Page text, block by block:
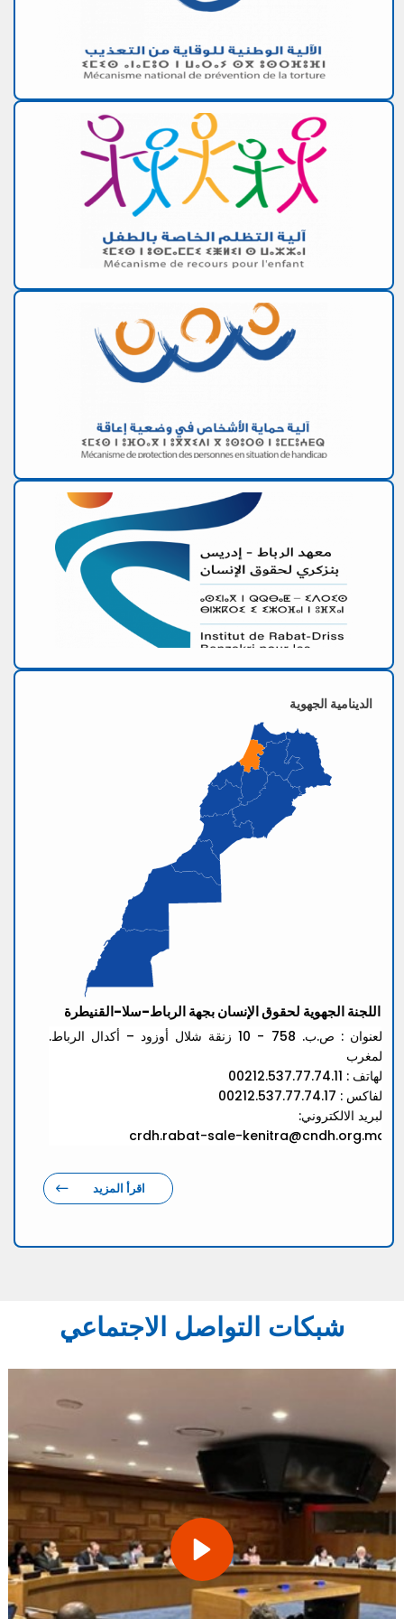
الدينامية الجهوية
اللجنة الجهوية لحقوق الإنسان بجهة الرباط-سلا-القنيطرة
العنوان : ص.ب. 758 - 10 زنقة شلال أوزود – أكدال الرباط.
المغرب
الهاتف : 00212.537.77.74.11
الفاكس : 00212.537.77.74.17
البريد الالكتروني:
crdh.rabat-sale-kenitra@cndh.org.ma
اقرأ المزيد
شبكات التواصل الاجتماعي